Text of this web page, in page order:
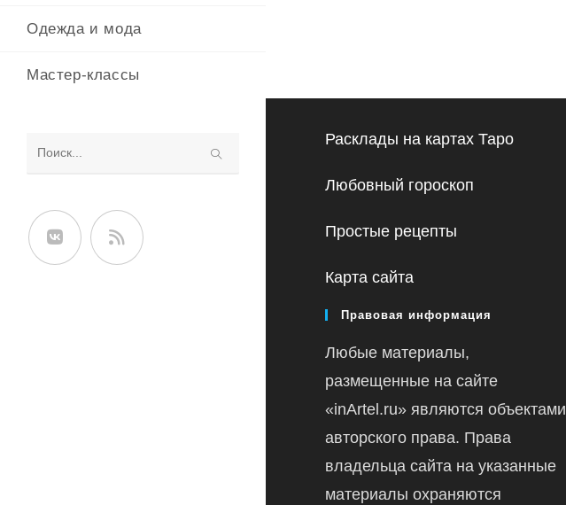
Одежда и мода
Мастер-классы
сайте
Расклады на картах Таро
Любовный гороскоп
Простые рецепты
Карта сайта
Правовая информация
Любые материалы,
размещенные на сайте
«inArtel.ru» являются объектами
авторского права. Права
владельца сайта на указанные
материалы охраняются